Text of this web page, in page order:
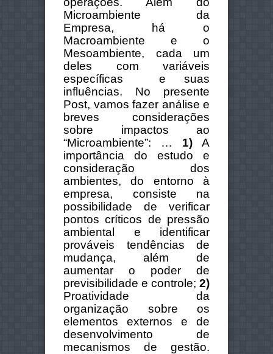
Microambiente da
Empresa, há o
Macroambiente e o
Mesoambiente, cada um
deles com variáveis
específicas e suas
influências. No presente
Post, vamos fazer análise e
breves considerações
sobre impactos ao
“Microambiente”: … 1) A
importância do estudo e
consideração dos
ambientes, do entorno à
empresa, consiste na
possibilidade de verificar
pontos críticos de pressão
ambiental e identificar
prováveis tendências de
mudança, além de
aumentar o poder de
previsibilidade e controle; 2)
Proatividade da
organização sobre os
elementos externos e de
desenvolvimento de
mecanismos de gestão.